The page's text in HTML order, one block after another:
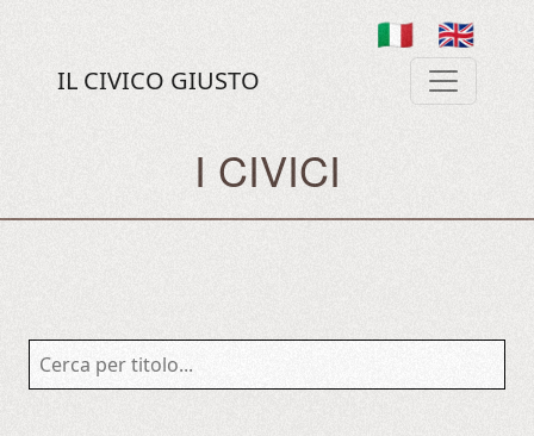
🇮🇹 🇬🇧
IL CIVICO GIUSTO
I CIVICI